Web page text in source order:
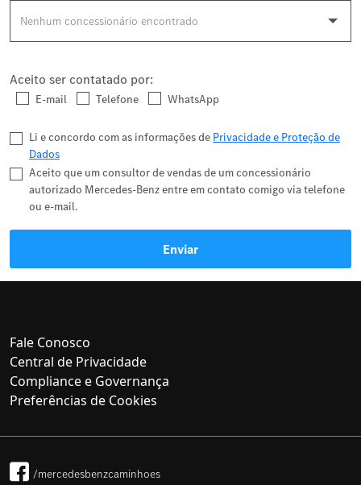
Aceito ser contatado por:
E-mail Telefone WhatsApp
Li e concordo com as informações de Privacidade e Proteção de
Dados
Aceito que um consultor de vendas de um concessionário
autorizado Mercedes-Benz entre em contato comigo via telefone
ou e-mail.
Enviar
Fale Conosco
Central de Privacidade
Compliance e Governança
Preferências de Cookies
/mercedesbenzcaminhoes